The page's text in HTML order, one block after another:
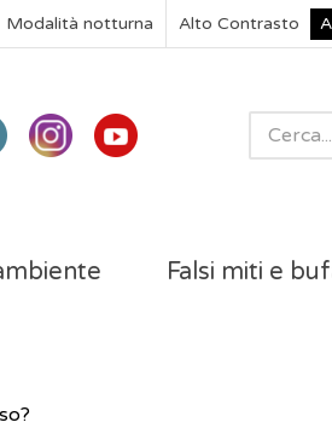
Modalità notturna Alto Contrasto
Falsi miti e